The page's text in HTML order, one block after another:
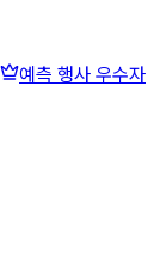
예측 행사 우수자